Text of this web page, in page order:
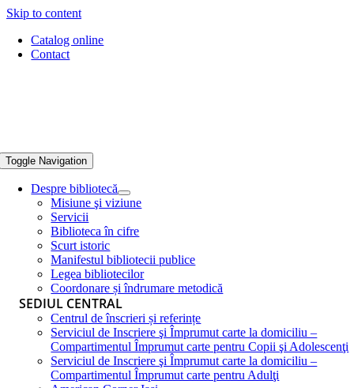
Skip to content
Catalog online
Contact
Toggle Navigation
Despre bibliotecă
Misiune şi viziune
Servicii
Biblioteca în cifre
Scurt istoric
Manifestul bibliotecii publice
Legea bibliotecilor
Coordonare și îndrumare metodică
SEDIUL CENTRAL
Centrul de înscrieri și referințe
Serviciul de Inscriere şi Împrumut carte la domiciliu –
Compartimentul Împrumut carte pentru Copii şi Adolescenţi
Serviciul de Inscriere şi Împrumut carte la domiciliu –
Compartimentul Împrumut carte pentru Adulţi